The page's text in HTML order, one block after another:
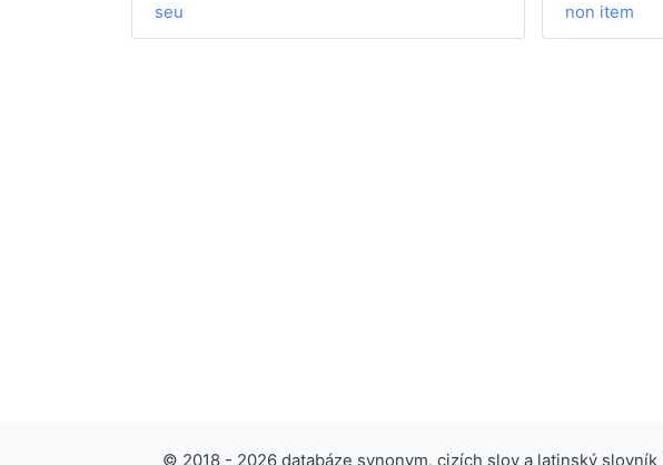
seu non item
© 2018 - 2026 databáze synonym, cizích slov a latinský slovník |